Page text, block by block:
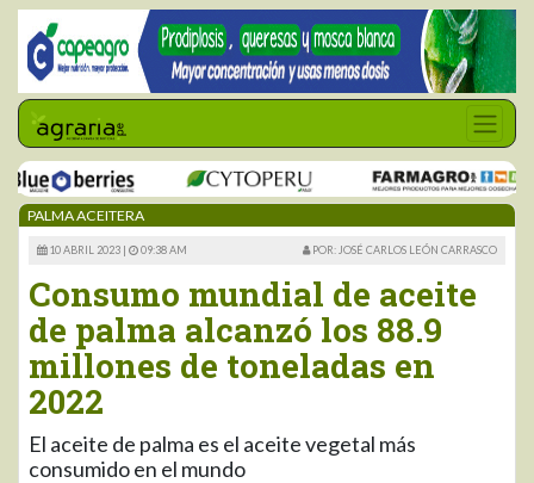
PALMA ACEITERA
10 ABRIL 2023 | 09:38 AM POR: JOSÉ CARLOS LEÓN CARRASCO
Consumo mundial de aceite
de palma alcanzó los 88.9
millones de toneladas en
2022
El aceite de palma es el aceite vegetal más
consumido en el mundo